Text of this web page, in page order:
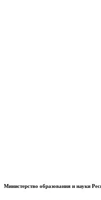
Министерство образования и науки